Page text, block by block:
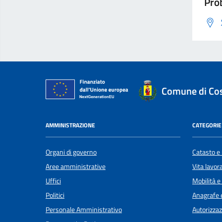
Comune di
AMMINISTRAZIONE
Organi di governo
Aree amministrative
Uffici
Politici
Personale Amministrativo
Catasto
Vita
Mobilità
Anagrafe